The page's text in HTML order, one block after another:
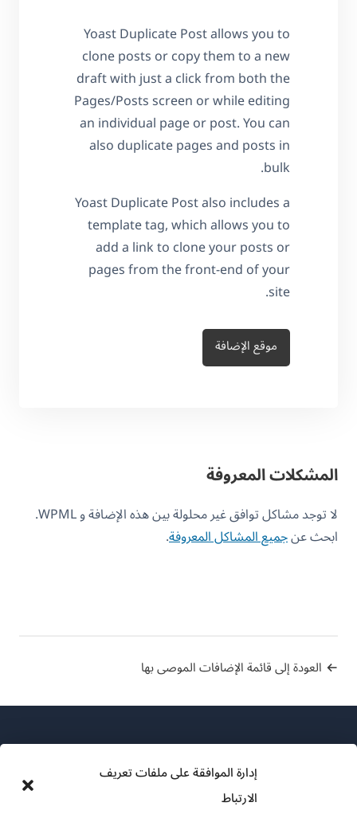
إدارة الموافقة على ملفات تعريف
الارتباط
Yoast Duplicate Post allows you to
clone posts or copy them to a new
draft with just a click from both the
Pages/Posts screen or while editing
an individual page or post. You can
also duplicate pages and posts in
bulk.
Yoast Duplicate Post also includes a
template tag, which allows you to
add a link to clone your posts or
pages from the front-end of your
site.
موقع الإضافة
المشكلات المعروفة
لا توجد مشاكل توافق غير محلولة بين هذه الإضافة و WPML.
ابحث عنجميع المشاكل المعروفة.
العودة إلى قائمة الإضافات الموصى بها